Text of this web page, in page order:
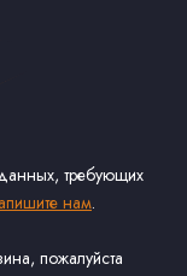
требующих
нам.
пожалуйста